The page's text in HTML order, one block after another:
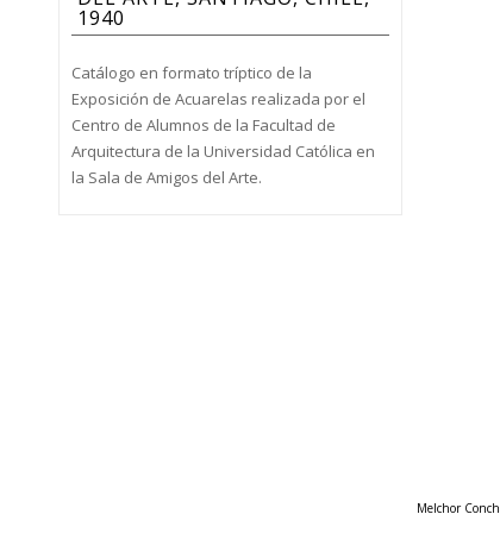
1940
Catálogo en formato tríptico de la
Exposición de Acuarelas realizada por el
Centro de Alumnos de la Facultad de
Arquitectura de la Universidad Católica en
la Sala de Amigos del Arte.
Melchor